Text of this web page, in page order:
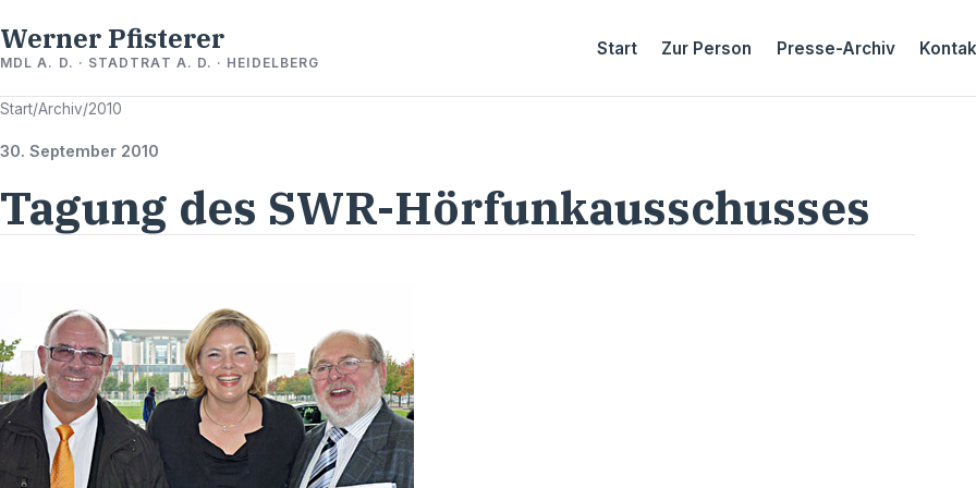
Werner Pfisterer
MDL A. D. · STADTRAT A. D. · HEIDELBERG
Start Zur Person Presse-Archiv
Start/Archiv/2010
30. September 2010
Tagung des SWR-Hörfunkausschusses